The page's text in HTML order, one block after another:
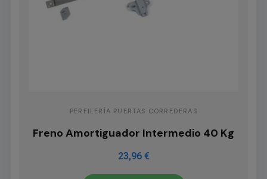
PERFILERÍA PUERTAS CORREDERAS
Freno Amortiguador Intermedio 40 Kg
23,96 €